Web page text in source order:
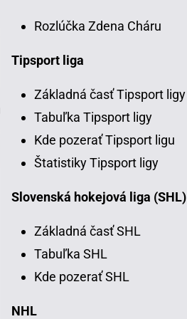
Rozlúčka Zdena Cháru
Tipsport liga
Základná časť Tipsport ligy
Tabuľka Tipsport ligy
Kde pozerať Tipsport ligu
Štatistiky Tipsport ligy
Slovenská hokejová liga (SHL)
Základná časť SHL
Tabuľka SHL
Kde pozerať SHL
NHL